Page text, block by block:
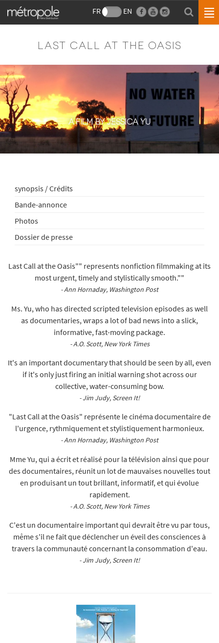
FR EN
LAST CALL AT THE OASIS
A FILM BY JESSICA YU
synopsis / Crédits
Bande-annonce
Photos
Dossier de presse
Last Call at the Oasis"" represents nonfiction filmmaking at its
most urgent, timely and stylistically smooth.""
- Ann Hornaday, Washington Post
Ms. Yu, who has directed scripted television episodes as well
as documentaries, wraps a lot of bad news into a slick,
informative, fast-moving package.
- A.O. Scott, New York Times
It's an important documentary that should be seen by all, even
if it's only just firing an initial warning shot across our
collective, water-consuming bow.
- Jim Judy, Screen It!
"Last Call at the Oasis" représente le cinéma documentaire de
l'urgence, rythmiquement et stylistiquement harmonieux.
- Ann Hornaday, Washington Post
Mme Yu, qui a écrit et réalisé pour la télévision ainsi que pour
des documentaires, réunit un lot de mauvaises nouvelles tout
en produisant un tout brillant, informatif, et qui évolue
rapidement.
- A.O. Scott, New York Times
C'est un documentaire important qui devrait être vu par tous,
même s'il ne fait que déclencher un éveil des consciences à
travers la communauté concernant la consommation d'eau.
- Jim Judy, Screen It!